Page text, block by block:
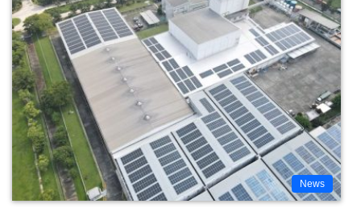
News